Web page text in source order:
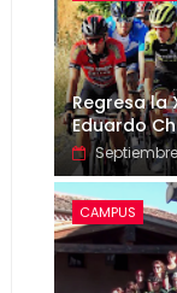
Regresa la
Eduardo
CAMPUS